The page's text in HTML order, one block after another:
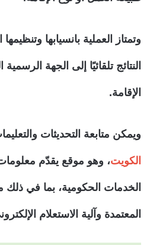
وتمتاز العملية بانسيابها
النتائج تلقائيًا إلى الجهة
الإقامة.
ويمكن متابعة التحديثات
الكويت، وهو موقع يقدّم
الخدمات الحكومية، بما في ذلك
المعتمدة وآلية الاستعلام